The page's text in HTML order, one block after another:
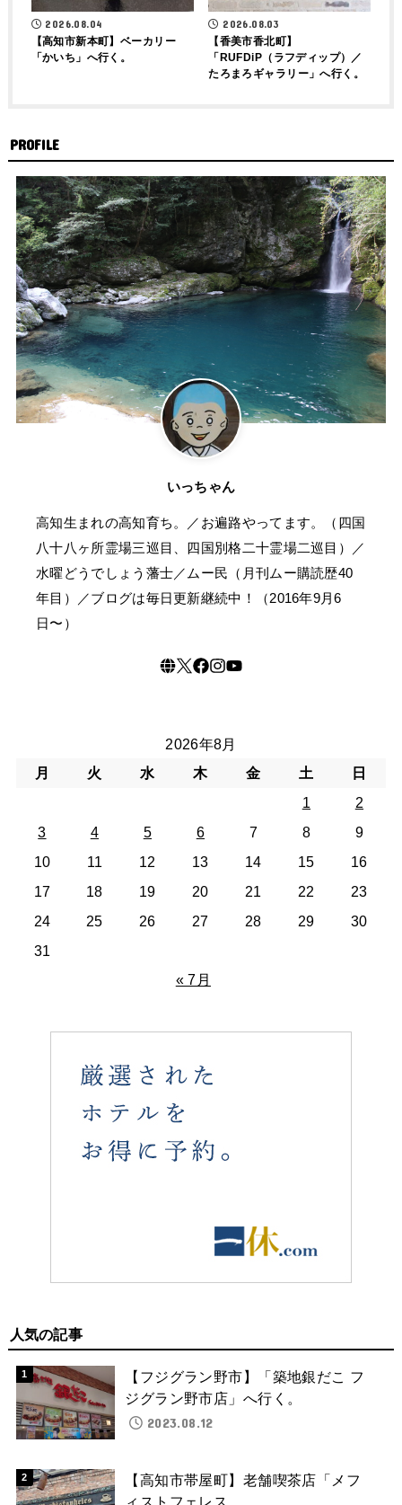
2026.08.04
【高知市新本町】ベーカリー
「かいち」へ行く。
2026.08.03
【香美市香北町】
「RUFDiP（ラフディップ）／
たろまろギャラリー」へ行く。
PROFILE
いっちゃん
高知生まれの高知育ち。／お遍路やってます。（四国
八十八ヶ所霊場三巡目、四国別格二十霊場二巡目）／
水曜どうでしょう藩士／ムー民（月刊ムー購読歴40
年目）／ブログは毎日更新継続中！（2016年9月6
日〜）
2026年8月
月
火 水 木 金 土
日
1
2
3
4 5 6 7 8
9
10
11 12 13 14 15
16
17
18 19 20 21 22
23
24
25 26 27 28 29
30
31
« 7月
人気の記事
【フジグラン野市】「築地銀だこ フ
ジグラン野市店」へ行く。
2023.08.12
【高知市帯屋町】老舗喫茶店「メフ
ィストフェレス